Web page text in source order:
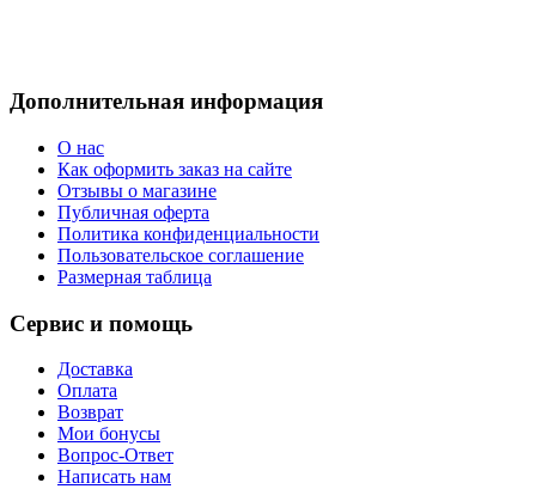
Дополнительная информация
О нас
Как оформить заказ на сайте
Отзывы о магазине
Публичная оферта
Политика конфиденциальности
Пользовательское соглашение
Размерная таблица
Сервис и помощь
Доставка
Оплата
Возврат
Мои бонусы
Вопрос-Ответ
Написать нам